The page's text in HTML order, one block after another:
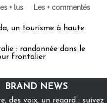
+ lus Les + commentés
un tourisme à haute
: randonnée dans le
frontalier
BRAND NEWS
des voix, un regard : suivez